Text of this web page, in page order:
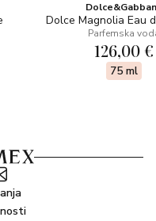
Dolce Magnolia Eau
Parfemska
126,00 €
75 ml